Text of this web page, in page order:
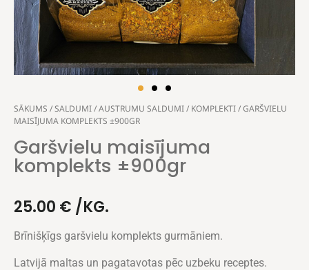
SĀKUMS /SALDUMI/AUSTRUMU SALDUMI/ KOMPLEKTI/ GARŠVIELU
MAISĪJUMA KOMPLEKTS ±900GR
Garšvielu maisījuma
komplekts ±900gr
25.00 € /KG.
Brīnišķīgs garšvielu komplekts gurmāniem.
Latvijā maltas un pagatavotas pēc uzbeku receptes.